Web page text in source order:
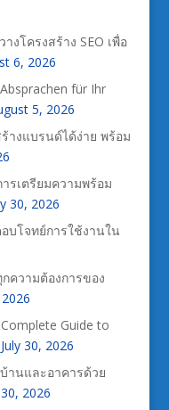
งโครงสร้าง SEO เพื่อ
6, 2026
für Ihr
5, 2026
างแบรนด์ได้ง่าย พร้อม
รเตรียมความพร้อม
30, 2026
บโจทย์การใช้งานใน
ความต้องการของ
Guide to
July 30, 2026
านและอาคารด้วย
30, 2026